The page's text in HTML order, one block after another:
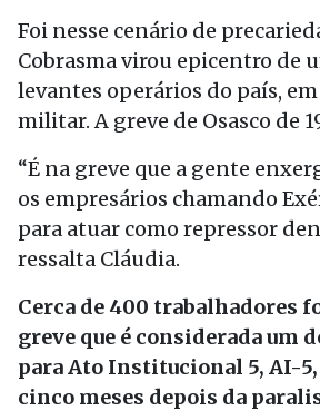
Foi nesse cenário de
Cobrasma virou epicentro de
levantes operários do país,
militar. A greve de Osasco de
“É na greve que a gente
os empresários chamando
para atuar como repressor
ressalta Cláudia.
Cerca de 400 trabalhadores
greve que é considerada um
para Ato Institucional 5, AI-
cinco meses depois da